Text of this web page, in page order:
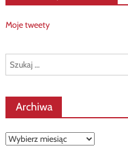
Moje tweety
Szukaj:
Archiwa
Archiwa